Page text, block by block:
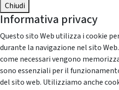
Chiudi
Informativa privacy
Questo sito Web utilizza i cookie
durante la navigazione nel sito
come necessari vengono
sono essenziali per il
del sito web. Utilizziamo anche